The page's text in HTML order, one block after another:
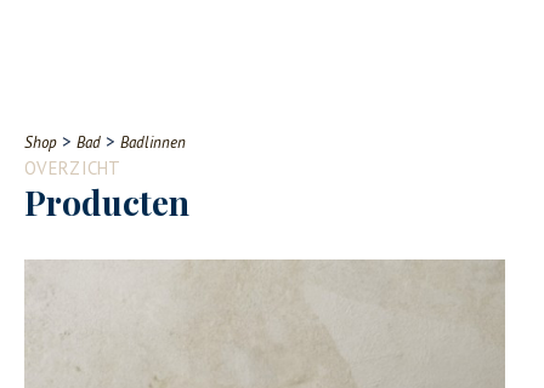
Contact
Shop > Bad > Badlinnen
OVERZICHT
Producten